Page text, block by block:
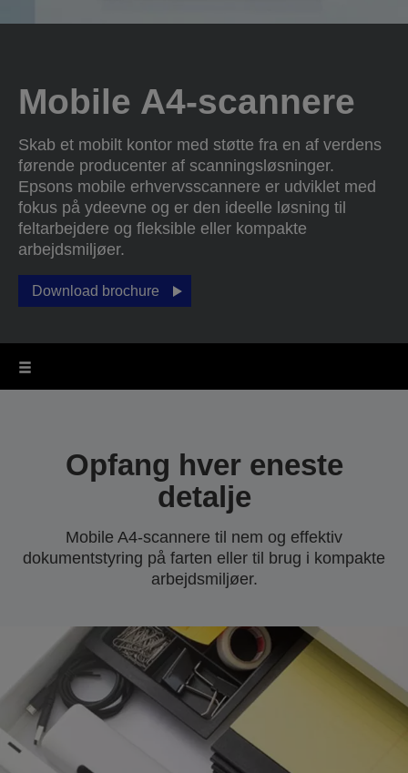
Mobile A4-scannere
Skab et mobilt kontor med støtte fra en af verdens
førende producenter af scanningsløsninger.
Epsons mobile erhvervsscannere er udviklet med
fokus på ydeevne og er den ideelle løsning til
feltarbejdere og fleksible eller kompakte
arbejdsmiljøer.
Download brochure
Opfang hver eneste
detalje
Mobile A4-scannere til nem og effektiv
dokumentstyring på farten eller til brug i kompakte
arbejdsmiljøer.